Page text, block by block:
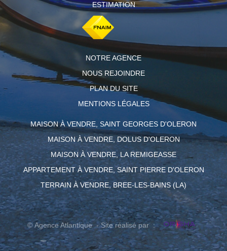
ESTIMATION
NOTRE AGENCE
NOUS REJOINDRE
PLAN DU SITE
MENTIONS LÉGALES
MAISON À VENDRE, SAINT GEORGES D'OLERON
MAISON À VENDRE, DOLUS D'OLERON
MAISON À VENDRE, LA REMIGEASSE
APPARTEMENT À VENDRE, SAINT PIERRE D'OLERON
TERRAIN À VENDRE, BREE-LES-BAINS (LA)
© Agence Atlantique - Site réalisé par :